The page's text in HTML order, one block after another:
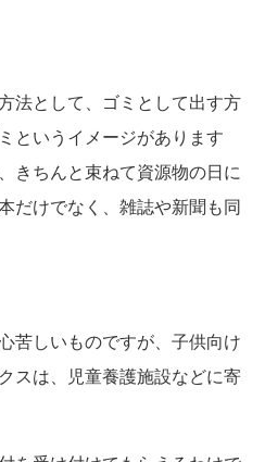
法として、ゴミとして出す方
というイメージがあります
きちんと束ねて資源物の日に
だけでなく、雑誌や新聞も同
苦しいものですが、子供向け
スは、児童養護施設などに寄